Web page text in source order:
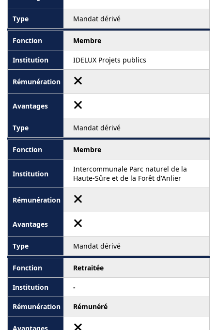
Mandat dérivé
Membre
IDELUX Projets publics
Mandat dérivé
Membre
Intercommunale Parc naturel de la
Haute-Sûre et de la Forêt d'Anlier
Mandat dérivé
Retraitée
-
Rémunéré